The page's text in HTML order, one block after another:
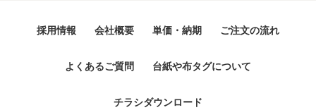
採用情報 会社概要 単価・納期 ご注文の流れ
よくあるご質問 台紙や布タグについて
チラシダウンロード